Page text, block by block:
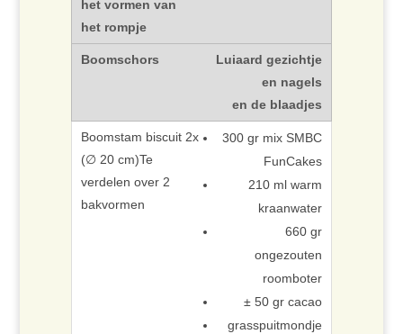
Luiaard gezichtje
en nagels
en de blaadjes
300 gr mix SMBC
FunCakes
210 ml warm
kraanwater
660 gr
ongezouten
roomboter
± 50 gr cacao
grasspuitmondje